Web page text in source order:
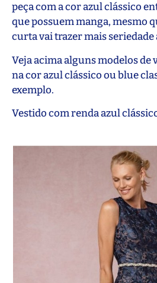
peça com a cor azul clássico
que possuem manga, mesmo
curta vai trazer mais seriedade
Veja acima alguns modelos de
na cor azul clássico ou blue
exemplo.
Vestido com renda azul